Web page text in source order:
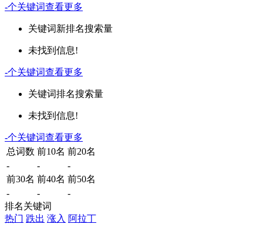
-个关键词查看更多
关键词新排名搜索量
未找到信息!
-个关键词查看更多
关键词排名搜索量
未找到信息!
-个关键词查看更多
总词数 前10名 前20名
-
-
-
前30名 前40名 前50名
-
-
-
排名关键词
热门 跌出 涨入 阿拉丁